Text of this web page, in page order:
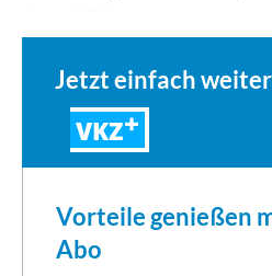
Jetzt einfach
VKZ
Vorteile genießen
Abo